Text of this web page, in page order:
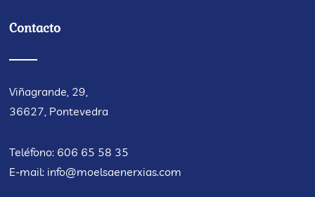
Contacto
Viñagrande, 29,
36627, Pontevedra
Teléfono: 606 65 58 35
E-mail: info@moelsaenerxias.com